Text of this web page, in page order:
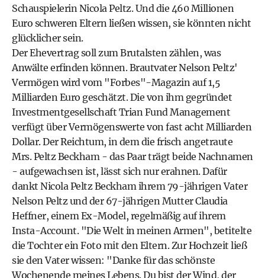
Schauspielerin Nicola Peltz. Und die 460 Millionen
Euro schweren Eltern ließen wissen, sie könnten nicht
glücklicher sein.
Der Ehevertrag soll zum Brutalsten zählen, was
Anwälte erfinden können. Brautvater Nelson Peltz'
Vermögen wird vom "Forbes"-Magazin auf 1,5
Milliarden Euro geschätzt. Die von ihm gegründet
Investmentgesellschaft Trian Fund Management
verfügt über Vermögenswerte von fast acht Milliarden
Dollar. Der Reichtum, in dem die frisch angetraute
Mrs. Peltz Beckham - das Paar trägt beide Nachnamen
- aufgewachsen ist, lässt sich nur erahnen. Dafür
dankt Nicola Peltz Beckham ihrem 79-jährigen Vater
Nelson Peltz und der 67-jährigen Mutter Claudia
Heffner, einem Ex-Model, regelmäßig auf ihrem
Insta-Account. "Die Welt in meinen Armen", betitelte
die Tochter ein Foto mit den Eltern. Zur Hochzeit ließ
sie den Vater wissen: "Danke für das schönste
Wochenende meines Lebens. Du bist der Wind, der